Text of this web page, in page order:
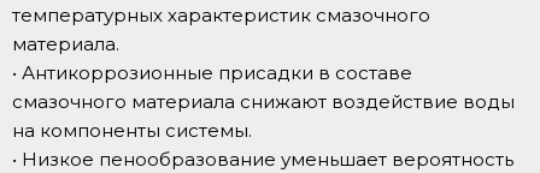
температурных характеристик смазочного
материала.
• Антикоррозионные присадки в составе
смазочного материала снижают воздействие воды
на компоненты системы.
• Низкое пенообразование уменьшает вероятность